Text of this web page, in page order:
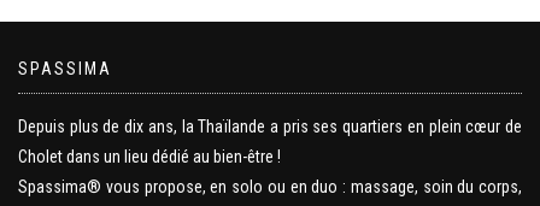
SPASSIMA
Depuis plus de dix ans, la Thaïlande a pris ses quartiers en plein cœur de
Cholet dans un lieu dédié au bien-être !
Spassima® vous propose, en solo ou en duo : massage, soin du corps,